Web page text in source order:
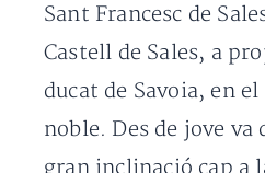
Sant Francesc de
Castell de Sales, a
ducat de Savoia, en
noble. Des de jove va
gran inclinació cap a